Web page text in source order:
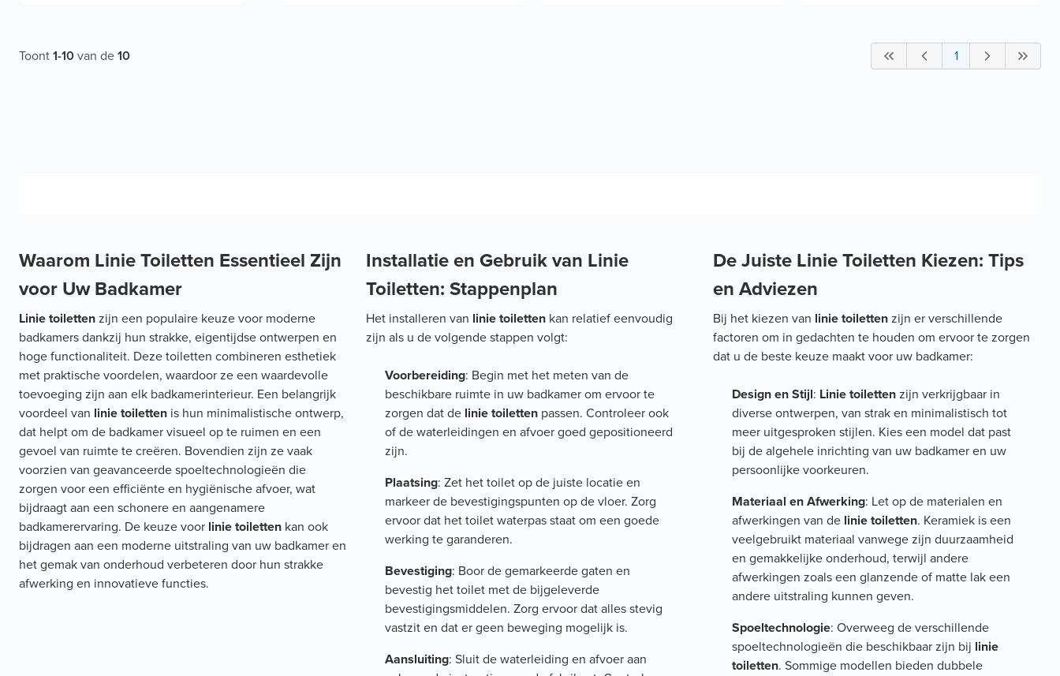
Toont1-10van de10 1
Waarom Linie Toiletten Essentieel Zijn
voor Uw Badkamer
Linie toilettenzijn een populaire keuze voor moderne
badkamers dankzij hun strakke, eigentijdse ontwerpen en
hoge functionaliteit. Deze toiletten combineren esthetiek
met praktische voordelen, waardoor ze een waardevolle
toevoeging zijn aan elk badkamerinterieur. Een belangrijk
voordeel van linie toiletten is hun minimalistische ontwerp,
dat helpt om de badkamer visueel op te ruimen en een
gevoel van ruimte te creëren. Bovendien zijn ze vaak
voorzien van geavanceerde spoeltechnologieën die
zorgen voor een efficiënte en hygiënische afvoer, wat
bijdraagt aan een schonere en aangenamere
badkamerervaring. De keuze voor linie toiletten kan ook
bijdragen aan een moderne uitstraling van uw badkamer en
het gemak van onderhoud verbeteren door hun strakke
afwerking en innovatieve functies.
Installatie en Gebruik van Linie
Toiletten: Stappenplan
Het installeren van linie toiletten kan relatief eenvoudig
zijn als u de volgende stappen volgt:
Voorbereiding: Begin met het meten van de
beschikbare ruimte in uw badkamer om ervoor te
zorgen dat de linie toiletten passen. Controleer ook
of de waterleidingen en afvoer goed gepositioneerd
zijn.
Plaatsing: Zet het toilet op de juiste locatie en
markeer de bevestigingspunten op de vloer. Zorg
ervoor dat het toilet waterpas staat om een goede
werking te garanderen.
Bevestiging: Boor de gemarkeerde gaten en
bevestig het toilet met de bijgeleverde
bevestigingsmiddelen. Zorg ervoor dat alles stevig
vastzit en dat er geen beweging mogelijk is.
Aansluiting: Sluit de waterleiding en afvoer aan
De Juiste Linie Toiletten Kiezen: Tips
en Adviezen
Bij het kiezen van linie toilettenzijn er verschillende
factoren om in gedachten te houden om ervoor te zorgen
dat u de beste keuze maakt voor uw badkamer:
Design en Stijl: Linie toilettenzijn verkrijgbaar in
diverse ontwerpen, van strak en minimalistisch tot
meer uitgesproken stijlen. Kies een model dat past
bij de algehele inrichting van uw badkamer en uw
persoonlijke voorkeuren.
Materiaal en Afwerking: Let op de materialen en
afwerkingen van de linie toiletten. Keramiek is een
veelgebruikt materiaal vanwege zijn duurzaamheid
en gemakkelijke onderhoud, terwijl andere
afwerkingen zoals een glanzende of matte lak een
andere uitstraling kunnen geven.
Spoeltechnologie: Overweeg de verschillende
spoeltechnologieën die beschikbaar zijn bij linie
toiletten. Sommige modellen bieden dubbele